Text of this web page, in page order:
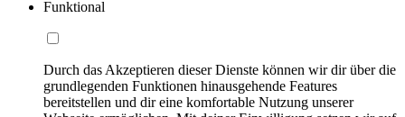
Funktional
Durch das Akzeptieren dieser Dienste können wir dir über die
grundlegenden Funktionen hinausgehende Features
bereitstellen und dir eine komfortable Nutzung unserer